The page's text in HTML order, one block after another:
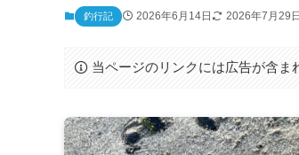
釣行記 2026年6月14日 2026年7月29日
当ページのリンクには広告が含ま